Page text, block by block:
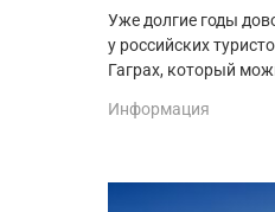
Уже долгие годы
у российских
Гаграх, который
Информация